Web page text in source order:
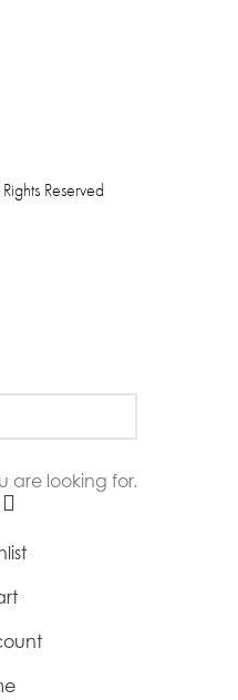
Reserved
are looking for.